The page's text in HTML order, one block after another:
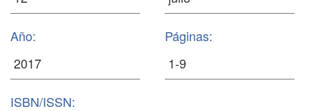
Año: Páginas:
ISBN/ISSN: